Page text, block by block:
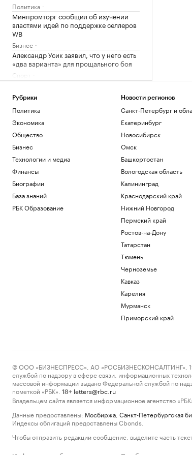
Политика
Минпромторг сообщил об изучении
властями идей по поддержке селлеров
WB
Бизнес
Александр Усик заявил, что у него есть
«два варианта» для прощального боя
Спорт
Что такое медленная жизнь и какую
роль в этом играет дерево
Метеоролог рассказала о погоде в
Москве на выходных
Общество
Рубрики
Политика
Экономика
Общество
Бизнес
Технологии и медиа
Финансы
Биографии
База знаний
РБК Образование
Новости регионов
Санкт-Петербург и
Екатеринбург
Новосибирск
Омск
Башкортостан
Вологодская область
Калининград
Краснодарский край
Нижний Новгород
Пермский край
Ростов-на-Дону
Татарстан
Тюмень
Черноземье
Кавказ
Карелия
Мурманск
Приморский край
© ООО «БИЗНЕСПРЕСС», АО «РОСБИЗНЕСКОНСАЛТИНГ»,
службой по надзору в сфере связи, информационных
массовой информации выдано Федеральной службой по
пометкой «РБК».
18+ letters@rbc.ru
Владельцем сайта является информационное агентство
Данные предоставлены: Мосбиржа Санкт-Петербургская
Индексы облигаций предоставлены Cbonds.
Чтобы отправить редакции сообщение, выделите часть